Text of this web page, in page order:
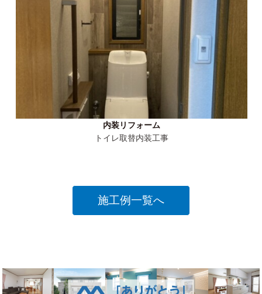
内装リフォーム
トイレ取替内装工事
施工例一覧へ